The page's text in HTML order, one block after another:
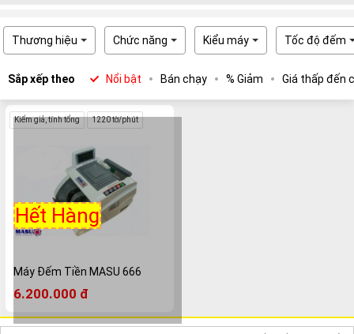
Thương hiệu Chức năng Kiểu máy Tốc độ đếm
Sắp xếp theo Nổi bật Bán chạy % Giảm Giá thấp đến
Hết Hàng
Máy Đếm Tiền MASU 666
Kiểm giả, tính tổng 1220 tờ/phút
6.200.000 đ